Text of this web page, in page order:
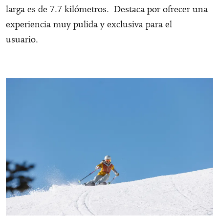
larga es de 7.7 kilómetros. Destaca por ofrecer una
experiencia muy pulida y exclusiva para el
usuario.